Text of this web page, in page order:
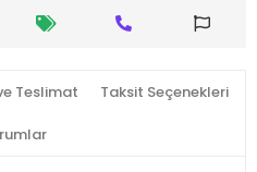
Teslimat Taksit Seçenekleri